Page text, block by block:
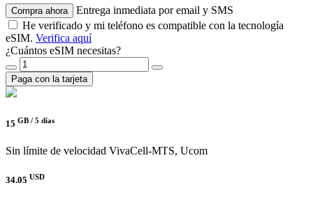
Compra ahora
Entrega inmediata por email y SMS
He verificado y mi teléfono es compatible con la tecnología
eSIM. Verifica aquí
¿Cuántos eSIM necesitas?
Paga con la tarjeta
15 GB / 5 días
Sin límite de velocidad VivaCell-MTS, Ucom
34.05 USD